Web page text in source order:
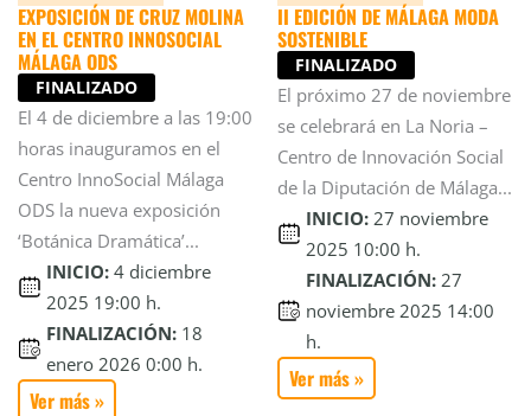
EXPOSICIÓN DE CRUZ MOLINA
EN EL CENTRO INNOSOCIAL
MÁLAGA ODS
FINALIZADO
El 4 de diciembre a las 19:00
horas inauguramos en el
Centro InnoSocial Málaga
ODS la nueva exposición
‘Botánica Dramática’...
INICIO: 4 diciembre
2025 19:00 h.
FINALIZACIÓN: 18
enero 2026 0:00 h.
Ver más »
II EDICIÓN DE MÁLAGA MODA
SOSTENIBLE
FINALIZADO
El próximo 27 de noviembre
se celebrará en La Noria –
Centro de Innovación Social
de la Diputación de Málaga...
INICIO: 27 noviembre
2025 10:00 h.
FINALIZACIÓN: 27
noviembre 2025 14:00
h.
Ver más »